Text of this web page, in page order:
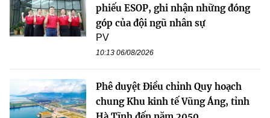
phiếu ESOP, ghi nhận những đóng
góp của đội ngũ nhân sự
PV
10:13 06/08/2026
Phê duyệt Điều chỉnh Quy hoạch
chung Khu kinh tế Vũng Áng, tỉnh